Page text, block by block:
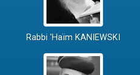
Rabbi 'Haïm KANIEWSKI